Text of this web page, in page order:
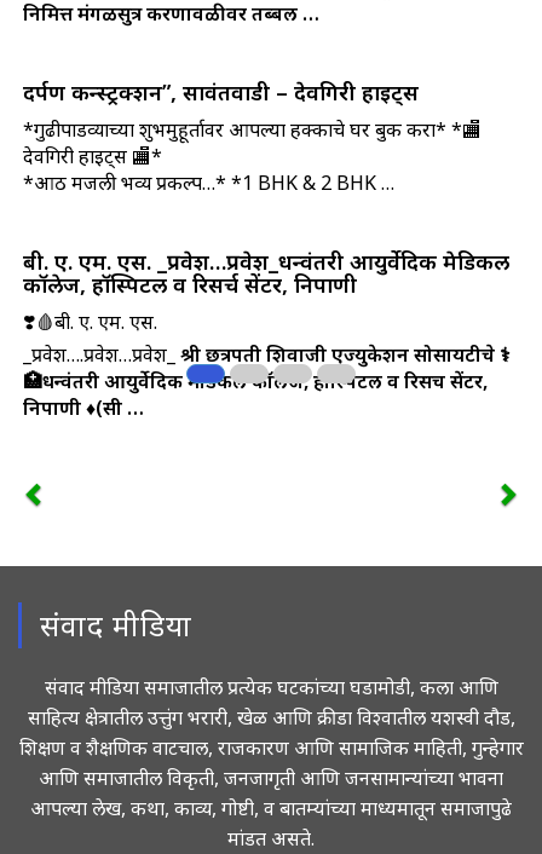
निमित्त मंगळसुत्र करणावळीवर तब्बल …
दर्पण कन्स्ट्रक्शन”, सावंतवाडी – देवगिरी हाइट्स
*गुढीपाडव्याच्या शुभमुहूर्तावर आपल्या हक्काचे घर बुक करा* *🏬
देवगिरी हाइट्स 🏬*
*आठ मजली भव्य प्रकल्प…* *1 BHK & 2 BHK …
बी. ए. एम. एस. _प्रवेश…प्रवेश_धन्वंतरी आयुर्वेदिक मेडिकल
कॉलेज, हॉस्पिटल व रिसर्च सेंटर, निपाणी
❣️🩸बी. ए. एम. एस.
_प्रवेश….प्रवेश…प्रवेश_ श्री छत्रपती शिवाजी एज्युकेशन सोसायटीचे ⚕️
🏥धन्वंतरी आयुर्वेदिक मेडिकल कॉलेज, हॉस्पिटल व रिसर्च सेंटर,
निपाणी♦️(सी …
संवाद मीडिया
संवाद मीडिया समाजातील प्रत्येक घटकांच्या घडामोडी, कला आणि
साहित्य क्षेत्रातील उत्तुंग भरारी, खेळ आणि क्रीडा विश्वातील यशस्वी दौड,
शिक्षण व शैक्षणिक वाटचाल, राजकारण आणि सामाजिक माहिती, गुन्हेगार
आणि समाजातील विकृती, जनजागृती आणि जनसामान्यांच्या भावना
आपल्या लेख, कथा, काव्य, गोष्टी, व बातम्यांच्या माध्यमातून समाजापुढे
मांडत असते.